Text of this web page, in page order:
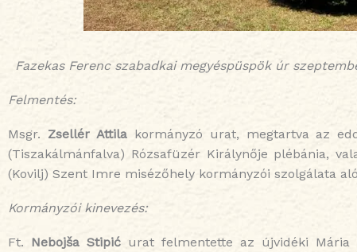
Fazekas Ferenc szabadkai megyéspüspök úr
Felmentés:
Msgr. Zsellér Attila kormányzó urat, megtartva az
(Tiszakálmánfalva) Rózsafüzér Királynője plébánia,
(Kovilj) Szent Imre misézőhely kormányzói szolgálata
Kormányzói kinevezés:
Ft. Nebojša Stipić urat felmentette az újvidéki Mária